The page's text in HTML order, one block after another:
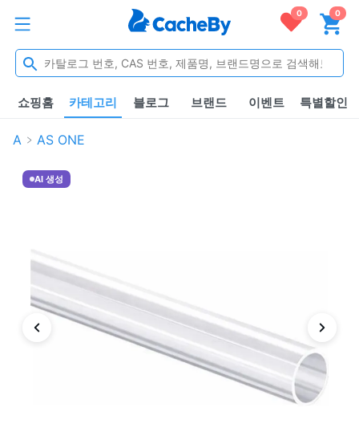
0 0
쇼핑홈 카테고리 블로그 브랜드 이벤트 특별할인
A AS ONE
AI 생성